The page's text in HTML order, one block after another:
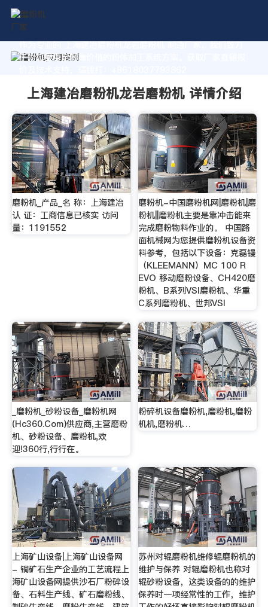
作为专业的 上海建冶磨粉机龙岩磨粉机 制造厂家，我们致力
于为您量身定制高价值的粉体加工系统方案。获取厂家直销报
上海建冶磨粉机龙岩磨粉机 详情介绍
磨粉机_产品_名 称：上海建冶
认 证：工商信息已核实 访问
量：1191552
磨粉机-中国磨粉机网|磨粉机|磨
粉机||磨粉机主要是靠冲击能来
完成磨粉物料作业的。 中国路
面机械网为您提供磨粉机设备资
料参考，包括以下设备：克磊镘
（KLEEMANN）MC 100 R
EVO 移动磨粉设备、CH420磨
粉机、B系列VSI磨粉机、华重
C系列磨粉机、世邦VSI
_磨粉机_砂粉设备_磨粉机网
(Hc360.Com)供应商,主营磨粉
机、砂粉设备、磨粉机,欢
迎!360行,行行在。
粉碎机设备磨粉机,磨粉机,磨粉
机机,磨粉机…
上海矿山设备|上海矿山设备网
- 铜矿石生产企业的工艺流程上
海矿山设备网提供沙石厂粉碎设
备、石料生产线、矿石磨粉线、
苏州对辊磨粉机维修辊磨粉机的
维护与保养 对辊磨粉机也称对
辊砂粉设备，这类设备的的维护
保养时一项经常性的工作，维护